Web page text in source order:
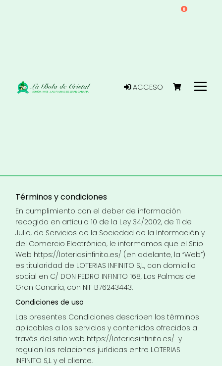
ACCESO
0
Términos y condiciones ​
En cumplimiento con el deber de información
recogido en artículo 10 de la Ley 34/2002, de 11 de
Julio, de Servicios de la Sociedad de la Información y
del Comercio Electrónico, le informamos que el Sitio
Web https://loteriasinfinito.es/ (en adelante, la “Web”)
es titularidad de LOTERIAS INFINITO S,L, con domicilio
social en C/ DON PEDRO INFINITO 168, Las Palmas de
Gran Canaria, con NIF B76243443.
Condiciones de uso
Las presentes Condiciones describen los términos
aplicables a los servicios y contenidos ofrecidos a
través del sitio web https://loteriasinfinito.es/ y
regulan las relaciones jurídicas entre LOTERIAS
INFINITO S,L y el cliente.